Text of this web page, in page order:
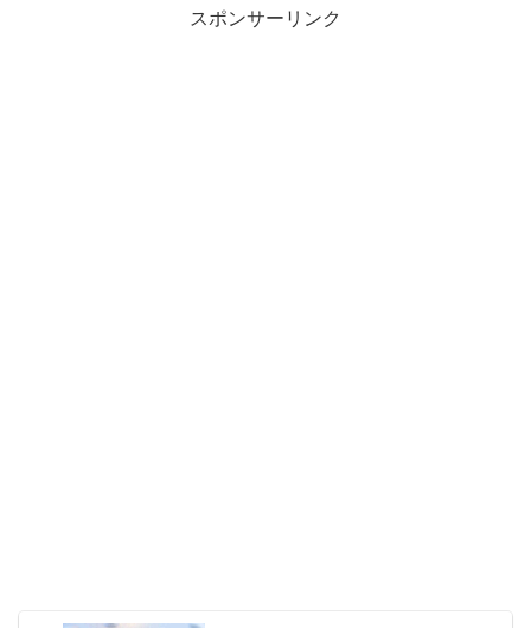
スポンサーリンク